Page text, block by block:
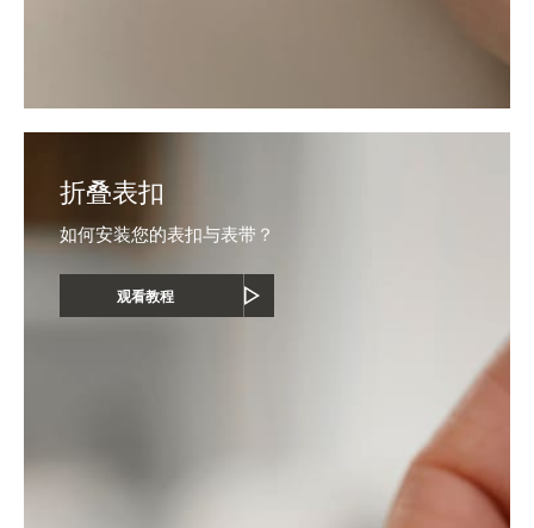
折叠表扣
如何安装您的表扣与表带？
观看教程